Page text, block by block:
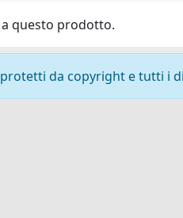
questo prodotto.
da copyright e tutti i